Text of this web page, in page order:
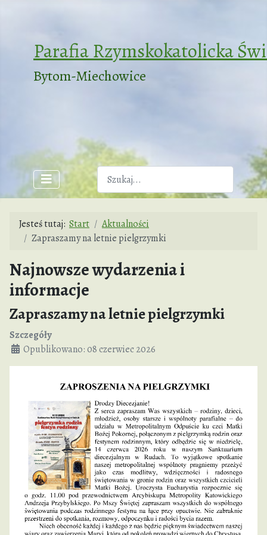
Parafia Rzymskokatolicka
Bytom-Miechowice
Szukaj
Jesteś tutaj: Start
Aktualności
Zapraszamy na letnie pielgrzymki
Najnowsze wydarzenia i
informacje
Zapraszamy na letnie pielgrzymki
Szczegóły
Opublikowano: 08 czerwiec 2026